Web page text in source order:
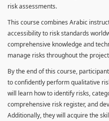
risk assessments.
This course combines Arabic
accessibility to risk standards
comprehensive knowledge and
manage risks throughout the
By the end of this course,
to confidently perform qualitative
will learn how to identify risks,
comprehensive risk register, and
Additionally, they will acquire the